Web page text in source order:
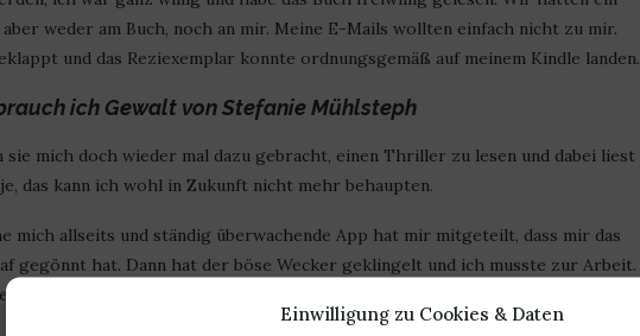
Einwilligung zu Cookies & Daten
weder am Buch, noch an mir. Meine E-Mails wollten einfach nicht zu mir.
und das Reziexemplar konnte ordnungsgemäß auf meinem Kindle landen.
ich Gewalt von Stefanie Mühlsteph
mich doch wieder mal dazu gebracht, einen Thriller zu lesen und dabei liest
das kann ich wohl in Zukunft nicht mehr behaupten.
mich allseits und ständig überwachende App hat mir mitgeteilt, dass mir das
gegönnt hat. Dann hat der böse Wecker geklingelt und ich musste zur Arbeit.
mangelnden Schlaf beklage, es ändert sich ja nichts. Die Bücher sind immer